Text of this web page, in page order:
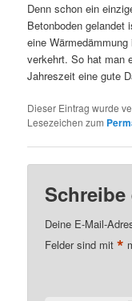
Denn schon ein
Betonboden
eine
verkehrt. So hat man
Jahreszeit eine gute
Dieser Eintrag wurde
Lesezeichen zum
Deine E-Mail-
Felder sind mit*